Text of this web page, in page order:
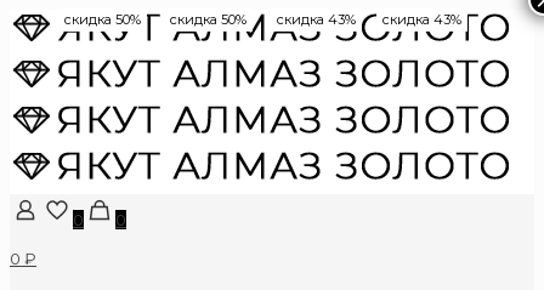
0
0
0 ₽
скидка 50% скидка 50% скидка 43% скидка 43%